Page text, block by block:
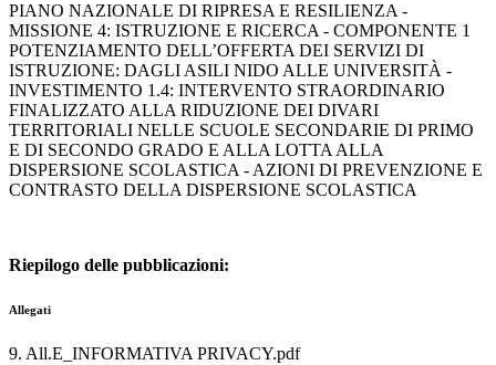
PIANO NAZIONALE DI RIPRESA E RESILIENZA -
MISSIONE 4: ISTRUZIONE E RICERCA - COMPONENTE 1
POTENZIAMENTO DELL’OFFERTA DEI SERVIZI DI
ISTRUZIONE: DAGLI ASILI NIDO ALLE UNIVERSITÀ -
INVESTIMENTO 1.4: INTERVENTO STRAORDINARIO
FINALIZZATO ALLA RIDUZIONE DEI DIVARI
TERRITORIALI NELLE SCUOLE SECONDARIE DI PRIMO
E DI SECONDO GRADO E ALLA LOTTA ALLA
DISPERSIONE SCOLASTICA - AZIONI DI PREVENZIONE E
CONTRASTO DELLA DISPERSIONE SCOLASTICA
Riepilogo delle pubblicazioni:
Allegati
9. All.E_INFORMATIVA PRIVACY.pdf